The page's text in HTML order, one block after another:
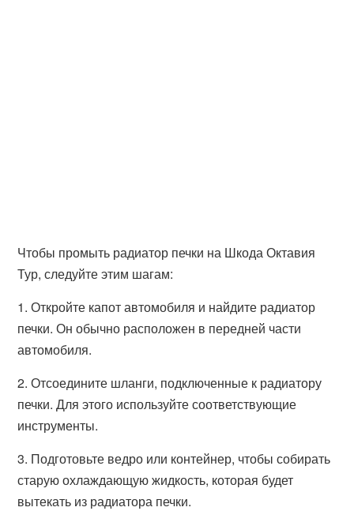
Чтобы промыть радиатор печки на Шкода Октавия
Тур, следуйте этим шагам:
1. Откройте капот автомобиля и найдите радиатор
печки. Он обычно расположен в передней части
автомобиля.
2. Отсоедините шланги, подключенные к радиатору
печки. Для этого используйте соответствующие
инструменты.
3. Подготовьте ведро или контейнер, чтобы собирать
старую охлаждающую жидкость, которая будет
вытекать из радиатора печки.